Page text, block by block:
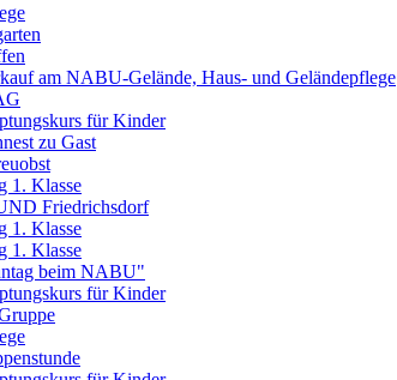
am NABU-Gelände, Haus- und Geländepflege
für Kinder
zu Gast
1. Klasse
Friedrichsdorf
1. Klasse
1. Klasse
beim NABU"
für Kinder